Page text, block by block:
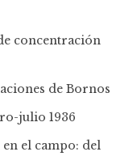
concentración
de Bornos
julio 1936
el campo: del